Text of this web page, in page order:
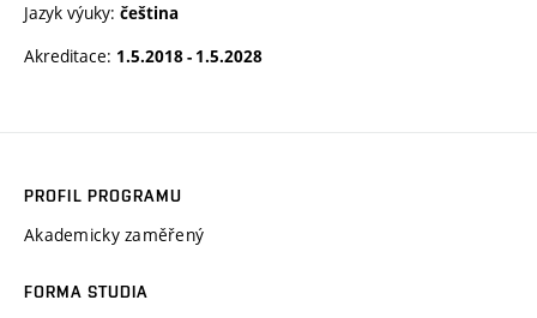
Jazyk výuky: čeština
Akreditace: 1.5.2018 - 1.5.2028
PROFIL PROGRAMU
Akademicky zaměřený
FORMA STUDIA